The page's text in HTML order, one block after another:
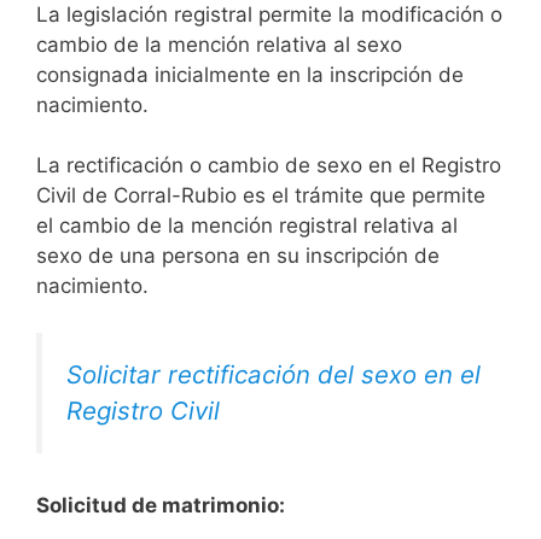
La legislación registral permite la modificación o
cambio de la mención relativa al sexo
consignada inicialmente en la inscripción de
nacimiento.
La rectificación o cambio de sexo en el Registro
Civil de Corral-Rubio es el trámite que permite
el cambio de la mención registral relativa al
sexo de una persona en su inscripción de
nacimiento.
Solicitar rectificación del sexo en el
Registro Civil
Solicitud de matrimonio: